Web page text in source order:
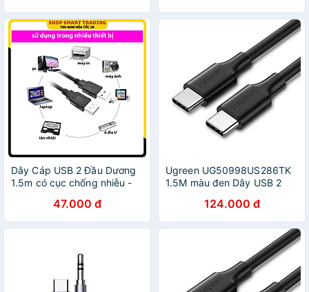
CHÍNH HÃNG
HÃNG
Dây Cáp USB 2 Đầu Dương
1.5m có cục chống nhiễu -
47.000 đ
Ugreen UG50998US286TK
1.5M màu đen Dây USB 2
124.000 đ